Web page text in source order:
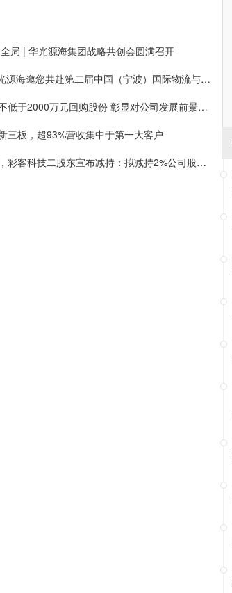
局 | 华光源海集团战略共创会圆满召开
展会邀请 | 华光源海邀您共赴第二届中国（宁波）国际物流与供应链博览会，展位号：T01
瑞星股份拟花不低于2000万元回购股份 彰显对公司发展前景的信心
三板，超93%营收集中于第一大客户
上市不足两月，彩客科技二股东宣布减持：拟减持2%公司股份约可套现5008万元